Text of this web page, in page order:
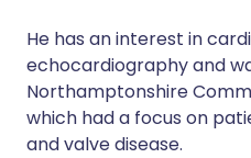
He has an interest in
echocardiography and
Northamptonshire
which had a focus on
and valve disease.